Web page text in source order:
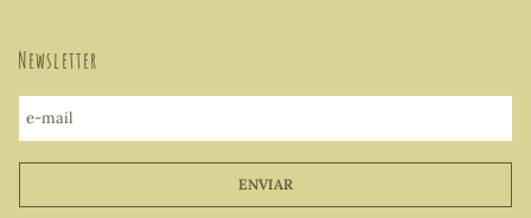
Newsletter
e-mail
ENVIAR